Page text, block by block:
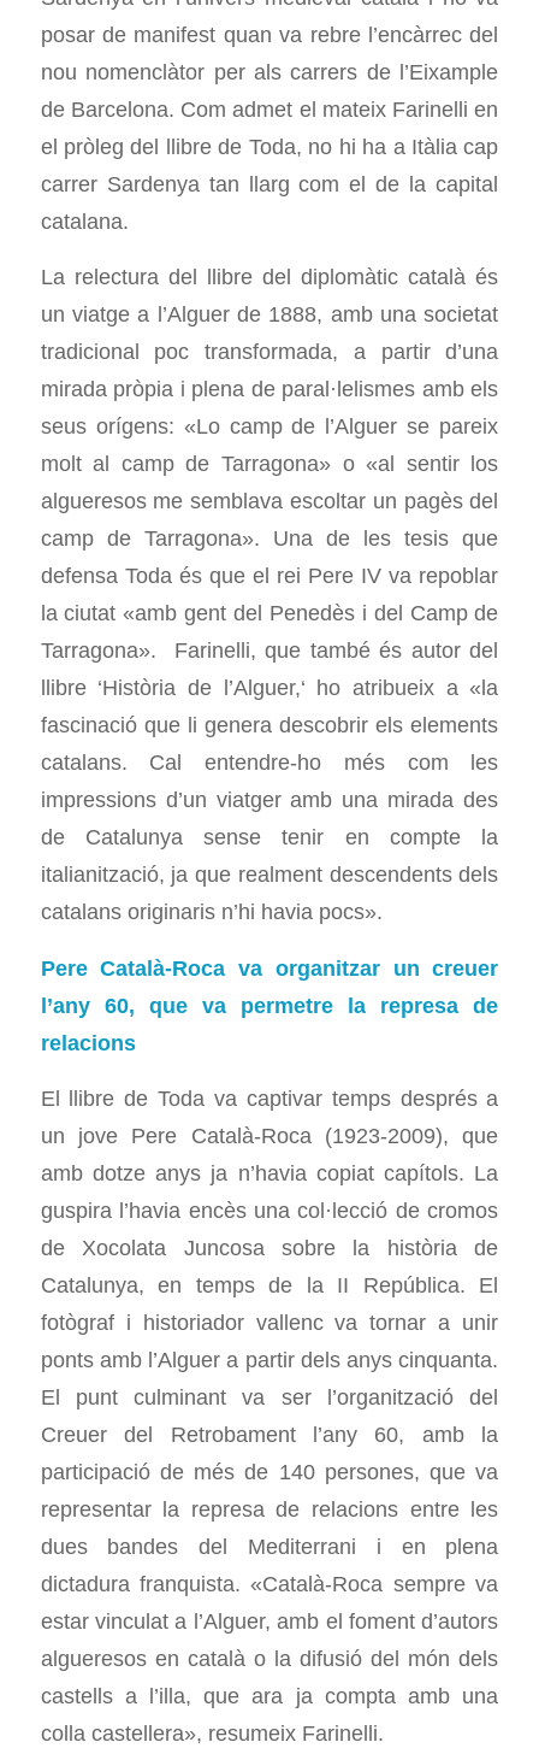
posar de manifest quan va rebre l’encàrrec del
nou nomenclàtor per als carrers de l’Eixample
de Barcelona. Com admet el mateix Farinelli en
el pròleg del llibre de Toda, no hi ha a Itàlia cap
carrer Sardenya tan llarg com el de la capital
catalana.
La relectura del llibre del diplomàtic català és
un viatge a l’Alguer de 1888, amb una societat
tradicional poc transformada, a partir d’una
mirada pròpia i plena de paral·lelismes amb els
seus orígens: «Lo camp de l’Alguer se pareix
molt al camp de Tarragona» o «al sentir los
algueresos me semblava escoltar un pagès del
camp de Tarragona». Una de les tesis que
defensa Toda és que el rei Pere IV va repoblar
la ciutat «amb gent del Penedès i del Camp de
Tarragona». Farinelli, que també és autor del
llibre ‘Història de l’Alguer,‘ ho atribueix a «la
fascinació que li genera descobrir els elements
catalans. Cal entendre-ho més com les
impressions d’un viatger amb una mirada des
de Catalunya sense tenir en compte la
italianització, ja que realment descendents dels
catalans originaris n’hi havia pocs».
Pere Català-Roca va organitzar un creuer
l’any 60, que va permetre la represa de
relacions
El llibre de Toda va captivar temps després a
un jove Pere Català-Roca (1923-2009), que
amb dotze anys ja n’havia copiat capítols. La
guspira l’havia encès una col·lecció de cromos
de Xocolata Juncosa sobre la història de
Catalunya, en temps de la II República. El
fotògraf i historiador vallenc va tornar a unir
ponts amb l’Alguer a partir dels anys cinquanta.
El punt culminant va ser l’organització del
Creuer del Retrobament l’any 60, amb la
participació de més de 140 persones, que va
representar la represa de relacions entre les
dues bandes del Mediterrani i en plena
dictadura franquista. «Català-Roca sempre va
estar vinculat a l’Alguer, amb el foment d’autors
algueresos en català o la difusió del món dels
castells a l’illa, que ara ja compta amb una
colla castellera», resumeix Farinelli.